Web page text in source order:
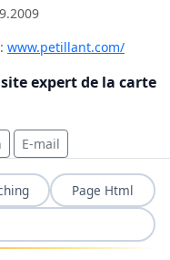
www.petillant.com/
expert de la carte
E-mail
Page Html